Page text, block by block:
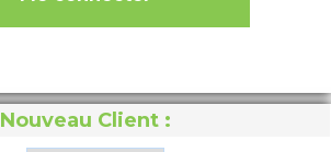
Nouveau Client :